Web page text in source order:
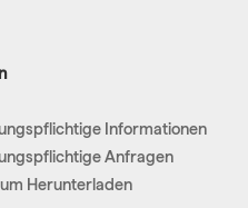
Informationen
Anfragen
Herunterladen